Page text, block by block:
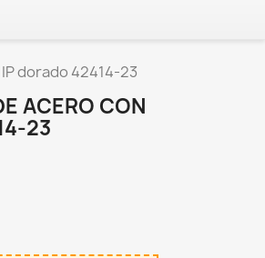
dorado 42414-23
ACERO CON
23